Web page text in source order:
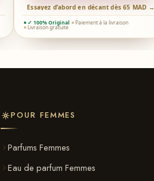
Essayez d’abord en décant dès 65 MAD →
✓ 100% Original Paiement à la livraison
Livraison gratuite
POUR FEMMES
Parfums Femmes
Eau de parfum Femmes